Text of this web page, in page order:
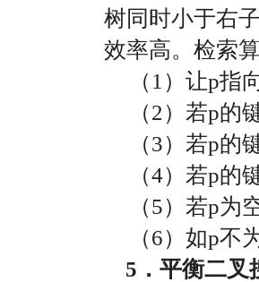
树同时小于右
效率高。检索
（ 1 ）让p指
（2）若p的
（3）若p的
（4）若p的
（5）若p为
（6）如p不
5． 平衡二叉